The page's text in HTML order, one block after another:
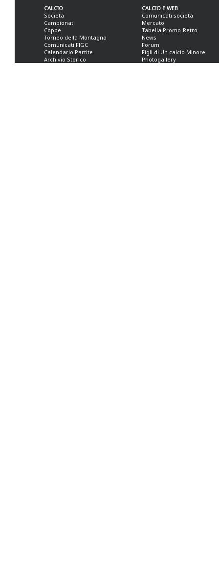
CALCIO
Società
Campionati
Coppe
Torneo della Montagna
Comunicati FIGC
Calendario Partite
Archivio Storico
CALCIO E WEB
Comunicati società
Mercato
Tabella Promo-Retro
News
Forum
Figli di Un calcio Minore
Photogallery